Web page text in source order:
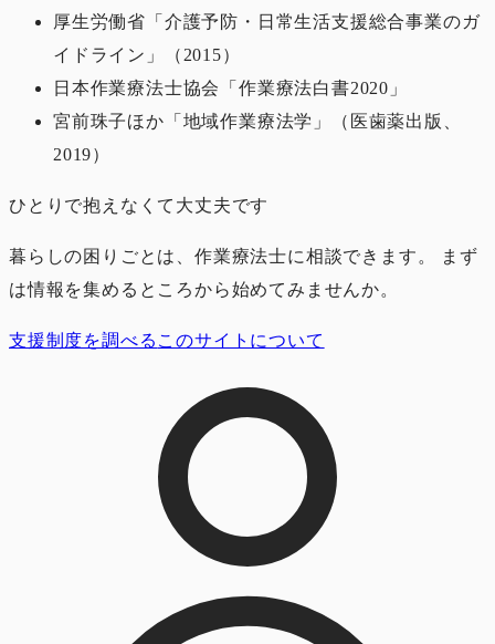
厚生労働省「介護予防・日常生活支援総合事業のガ
イドライン」（2015）
日本作業療法士協会「作業療法白書2020」
宮前珠子ほか「地域作業療法学」（医歯薬出版、
2019）
ひとりで抱えなくて大丈夫です
暮らしの困りごとは、作業療法士に相談できます。 まず
は情報を集めるところから始めてみませんか。
支援制度を調べる このサイトについて